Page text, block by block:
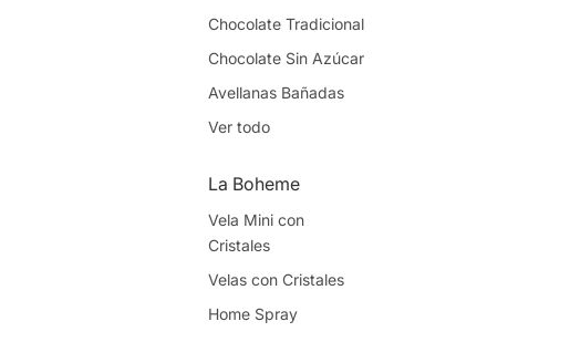
Cami Cami
Cosmética Natural
Aromatizadores
Raíz Austral
Chocolate Tradicional
Chocolate Sin Azúcar
Avellanas Bañadas
Ver todo
La Boheme
Vela Mini con
Cristales
Velas con Cristales
Home Spray